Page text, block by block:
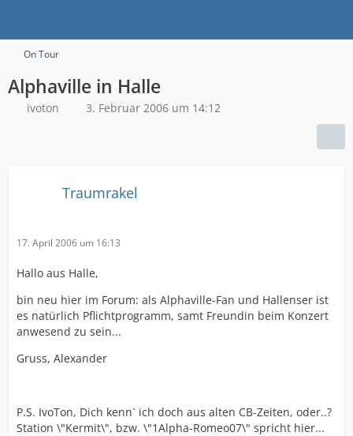
On Tour
Alphaville in Halle
ivoton 3. Februar 2006 um 14:12
Traumrakel
17. April 2006 um 16:13
Hallo aus Halle,
bin neu hier im Forum: als Alphaville-Fan und Hallenser ist
es natürlich Pflichtprogramm, samt Freundin beim Konzert
anwesend zu sein...
Gruss, Alexander
P.S. IvoTon, Dich kenn` ich doch aus alten CB-Zeiten, oder..?
Station \"Kermit\", bzw. \"1Alpha-Romeo07\" spricht hier...